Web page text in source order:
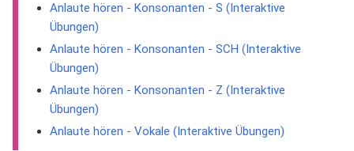
Anlaute hören - Konsonanten - S (Interaktive
Übungen)
Anlaute hören - Konsonanten - SCH (Interaktive
Übungen)
Anlaute hören - Konsonanten - Z (Interaktive
Übungen)
Anlaute hören - Vokale (Interaktive Übungen)